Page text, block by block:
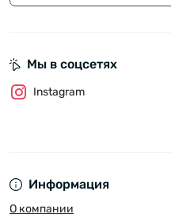
Информация
О компании
Мы в соцсетях
Instagram